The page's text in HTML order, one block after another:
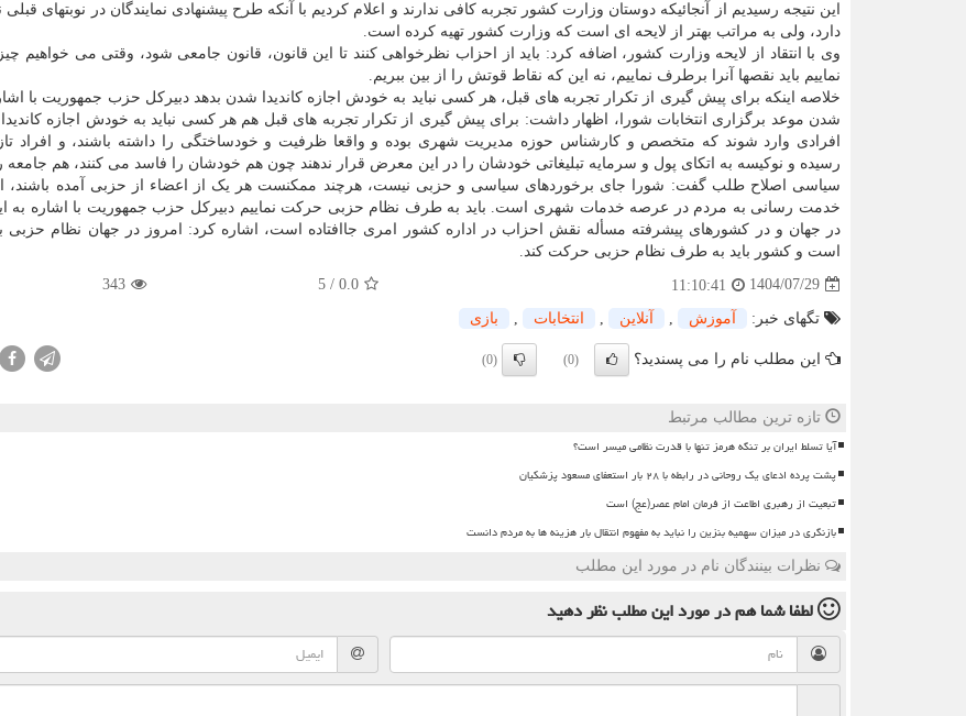
این نتیجه رسیدیم از آنجائیکه دوستان وزارت کشور تجربه کافی ندارند و اعلام کردیم با آنکه طرح پیشنهادی نمایندگان در نوبتهای قبلی
دارد، ولی به مراتب بهتر از لایحه ای است که وزارت کشور تهیه کرده است.
وی با انتقاد از لایحه وزارت کشور، اضافه کرد: باید از احزاب نظرخواهی کنند تا این قانون، قانون جامعی شود، وقتی می خواهیم
نماییم باید نقصها آنرا برطرف نماییم، نه این که نقاط قوتش را از بین ببریم.
خلاصه اینکه برای پیش گیری از تکرار تجربه های قبل، هر کسی نباید به خودش اجازه کاندیدا شدن بدهد دبیرکل حزب جمهوریت با
شدن موعد برگزاری انتخابات شورا، اظهار داشت: برای پیش گیری از تکرار تجربه های قبل هم هر کسی نباید به خودش اجازه
افرادی وارد شوند که متخصص و کارشناس حوزه مدیریت شهری بوده و واقعا ظرفیت و خودساختگی را داشته باشند، و افراد
رسیده و نوکیسه به اتکای پول و سرمایه تبلیغاتی خودشان را در این معرض قرار ندهند چون هم خودشان را فاسد می کنند، هم جامعه
سیاسی اصلاح طلب گفت: شورا جای برخوردهای سیاسی و حزبی نیست، هرچند ممکنست هر یک از اعضاء از حزبی آمده باشند،
خدمت رسانی به مردم در عرصه خدمات شهری است. باید به طرف نظام حزبی حرکت نماییم دبیرکل حزب جمهوریت با اشاره به
در جهان و در کشورهای پیشرفته مسأله نقش احزاب در اداره کشور امری جاافتاده است، اشاره کرد: امروز در جهان نظام حزبی
است و کشور باید به طرف نظام حزبی حرکت کند.
1404/07/29
11:10:41
0.0
/
5
343
تگهای خبر: آموزش آنلاین انتخابات بازی
این مطلب نام را می پسندید؟ (0)
(0)
تازه ترین مطالب مرتبط
آیا تسلط ایران بر تنگه هرمز تنها با قدرت نظامی میسر است؟
پشت پرده ادعای یک روحانی در رابطه با ۲۸ بار استعفای مسعود پزشکیان
تبعیت از رهبری اطاعت از فرمان امام عصر(عج) است
بازنگری در میزان سهمیه بنزین را نباید به مفهوم انتقال بار هزینه ها به مردم دانست
نظرات بینندگان نام در مورد این مطلب
لطفا شما همدر مورد این مطلبنظر دهید